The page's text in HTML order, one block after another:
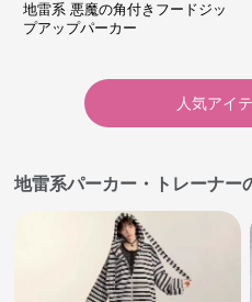
地雷系 悪魔の角付きフードジッ
プアップパーカー
人気アイ
地雷系パーカー・トレーナー